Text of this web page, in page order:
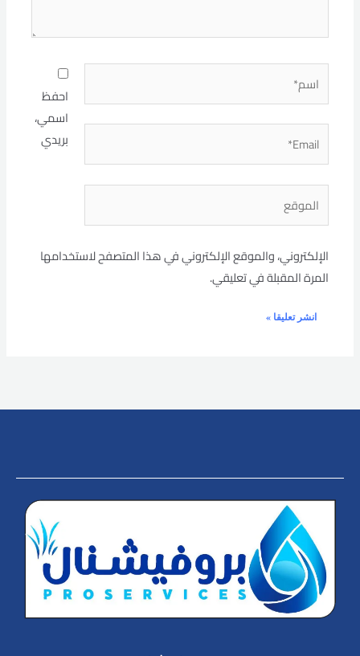
Email*
احفظ
اسمي،
بريدي
الإلكتروني، والموقع الإلكتروني في هذا المتصفح لاستخدامها
المرة المقبلة في تعليقي.